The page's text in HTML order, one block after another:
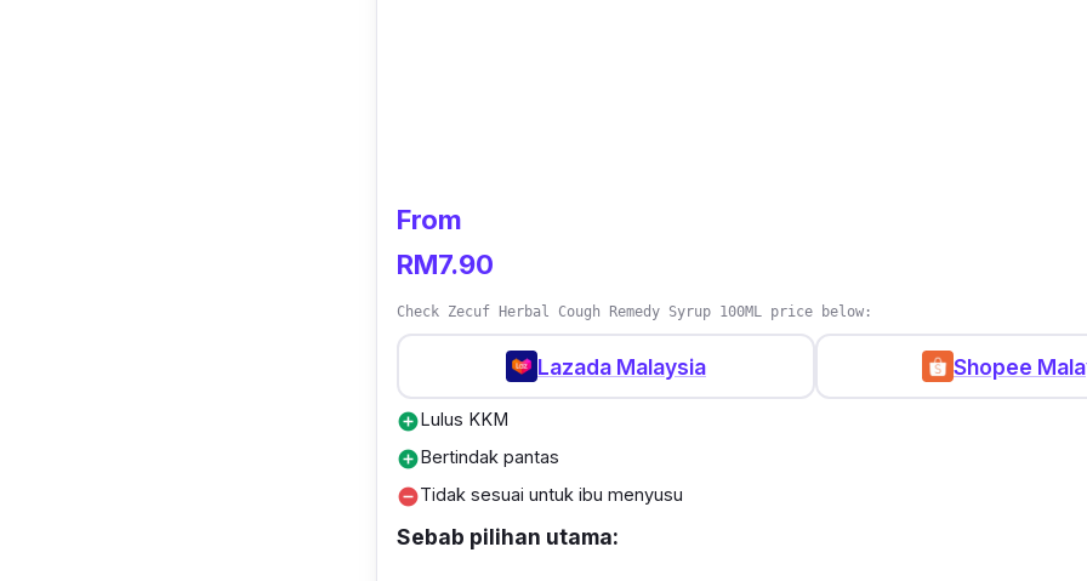
From
RM7.90
Check Zecuf Herbal Cough Remedy Syrup 100ML price below:
Lazada Malaysia Shopee
add_circleLulus KKM
add_circleBertindak pantas
remove_circleTidak sesuai untuk ibu menyusu
Sebab pilihan utama: